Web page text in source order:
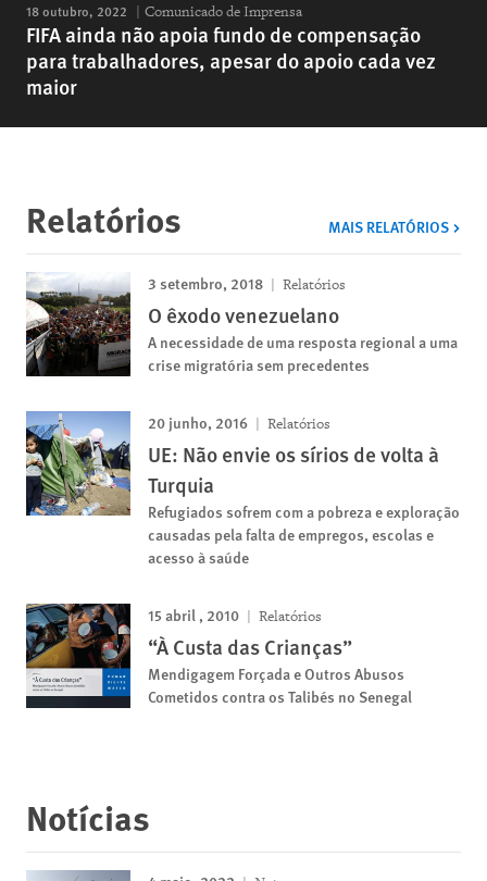
18 outubro, 2022 Comunicado de Imprensa
FIFA ainda não apoia fundo de compensação
para trabalhadores, apesar do apoio cada vez
maior
Relatórios MAIS RELATÓRIOS
3 setembro, 2018 Relatórios
O êxodo venezuelano
A necessidade de uma resposta regional a uma
crise migratória sem precedentes
20 junho, 2016 Relatórios
UE: Não envie os sírios de volta à
Turquia
Refugiados sofrem com a pobreza e exploração
causadas pela falta de empregos, escolas e
acesso à saúde
15 abril , 2010 Relatórios
“À Custa das Crianças”
Mendigagem Forçada e Outros Abusos
Cometidos contra os Talibés no Senegal
Notícias